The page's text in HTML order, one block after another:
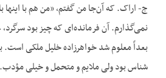
ج- اراک. که آن‌جا من گفتم، «من هم با اینها
نمی‌گذارم. آن فرمانده‌ای که چیز بود
بعداً معلوم شد خواهرزاده خلیل ملکی است.
شناس بود ولی ملایم و متحمل و خیلی مؤدب.